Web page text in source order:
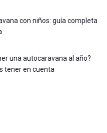
con niños: guía completa
una autocaravana al año?
tener en cuenta